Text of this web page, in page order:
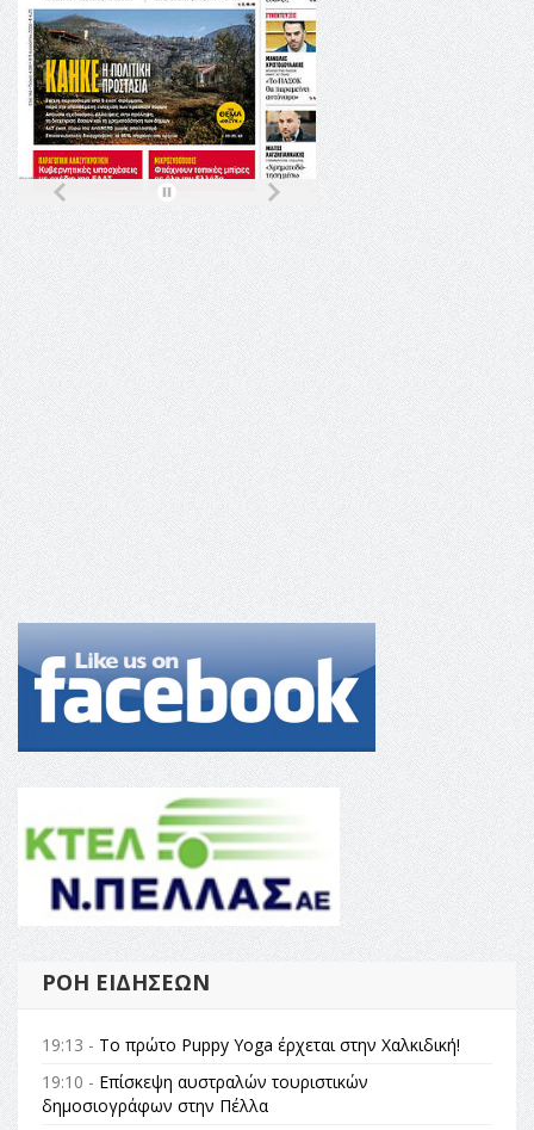
ΡΟΉ ΕΙΔΉΣΕΩΝ
19:13 - Το πρώτο Puppy Yoga έρχεται στην Χαλκιδική!
19:10 - Επίσκεψη αυστραλών τουριστικών
δημοσιογράφων στην Πέλλα